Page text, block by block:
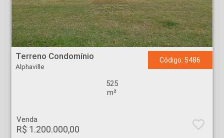
Terreno Condomínio - Alphaville - Ribeirão Preto
Terreno Condomínio
Alphaville
Código: 5486
525
m²
Venda
R$ 1.200.000,00